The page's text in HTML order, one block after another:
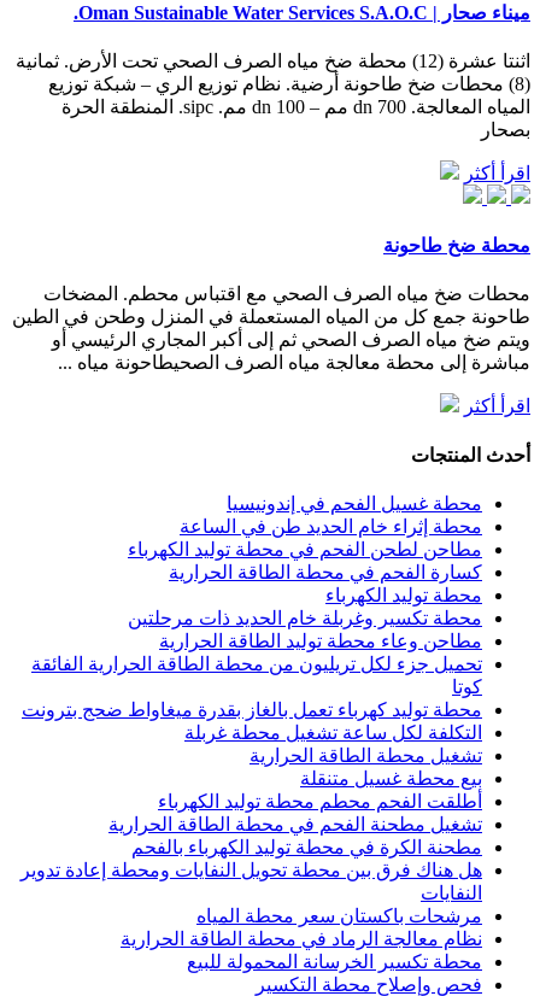
ميناء صحار | Oman Sustainable Water Services S.A.O.C.
اثنتا عشرة (12) محطة ضخ مياه الصرف الصحي تحت الأرض. ثمانية
(8) محطات ضخ طاحونة أرضية. نظام توزيع الري – شبكة توزيع
المياه المعالجة. dn 700 مم – dn 100 مم. sipc. المنطقة الحرة
بصحار
اقرأ أكثر
محطة ضخ طاحونة
محطات ضخ مياه الصرف الصحي مع اقتباس محطم. المضخات
طاحونة جمع كل من المياه المستعملة في المنزل وطحن في الطين
ويتم ضخ مياه الصرف الصحي ثم إلى أكبر المجاري الرئيسي أو
مباشرة إلى محطة معالجة مياه الصرف الصحيطاحونة مياه ...
اقرأ أكثر
أحدث المنتجات
محطة غسيل الفحم في إندونيسيا
محطة إثراء خام الحديد طن في الساعة
مطاحن لطحن الفحم في محطة توليد الكهرباء
كسارة الفحم في محطة الطاقة الحرارية
محطة توليد الكهرباء
محطة تكسير وغربلة خام الحديد ذات مرحلتين
مطاحن وعاء محطة توليد الطاقة الحرارية
تحميل جزء لكل تريليون من محطة الطاقة الحرارية الفائقة
كوتا
محطة توليد كهرباء تعمل بالغاز بقدرة ميغاواط ضحج بترونت
التكلفة لكل ساعة تشغيل محطة غربلة
تشغيل محطة الطاقة الحرارية
بيع محطة غسيل متنقلة
أطلقت الفحم محطم محطة توليد الكهرباء
تشغيل مطحنة الفحم في محطة الطاقة الحرارية
مطحنة الكرة في محطة توليد الكهرباء بالفحم
هل هناك فرق بين محطة تحويل النفايات ومحطة إعادة تدوير
النفايات
مرشحات باكستان سعر محطة المياه
نظام معالجة الرماد في محطة الطاقة الحرارية
محطة تكسير الخرسانة المحمولة للبيع
فحص وإصلاح محطة التكسير